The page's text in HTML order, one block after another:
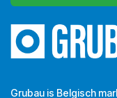
Grubau is Belgisch